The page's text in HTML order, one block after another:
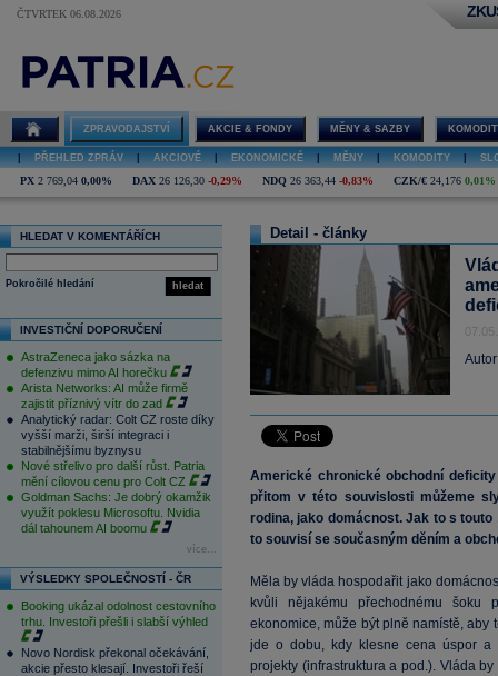
ČTVRTEK 06.08.2026
ZPRAVODAJSTVÍ AKCIE & FONDY MĚNY & SAZBY
PŘEHLED ZPRÁV AKCIOVÉ EKONOMICKÉ MĚNY KOMODITY
PX 2 769,04 0,00% DAX 26 126,30 -0,29% NDQ 26 363,44 -0,83% CZK/€ 24,176 0,01%
HLEDAT V KOMENTÁŘÍCH
hledat
Pokročilé hledání
INVESTIČNÍ DOPORUČENÍ
AstraZeneca jako sázka na
defenzivu mimo AI horečku
Arista Networks: AI může firmě
zajistit příznivý vítr do zad
Analytický radar: Colt CZ roste díky
vyšší marži, širší integraci i
stabilnějšímu byznysu
Nové střelivo pro další růst. Patria
mění cílovou cenu pro Colt CZ
Goldman Sachs: Je dobrý okamžik
využít poklesu Microsoftu. Nvidia
dál tahounem AI boomu
více...
VÝSLEDKY SPOLEČNOSTÍ - ČR
Booking ukázal odolnost cestovního
trhu. Investoři přešli i slabší výhled
Novo Nordisk překonal očekávání,
akcie přesto klesají. Investoři řeší
Detail - články
Americké chronické obchodní
přitom v této souvislosti můžeme
rodina, jako domácnost. Jak to s
to souvisí se současným děním a
Měla by vláda hospodařit jako
kvůli nějakému přechodnému šoku
ekonomice, může být plně namístě,
jde o dobu, kdy klesne cena úspor a
projekty (infrastruktura a pod.). Vláda